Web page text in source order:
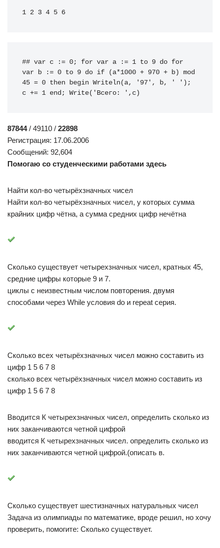
1 2 3 4 5 6
## var c : = 0; for var a : = 1 to 9 do for
var b : = 0 to 9 do if ( a*1000 + 970 + b )
mod
45 = 0 then begin Writeln( a, '97' , b, ' ' ) ;
c += 1 end; Write( 'Всего: ' , c )
87844/ 49110 / 22898
Регистрация: 17.06.2006
Сообщений: 92,604
Помогаю со студенческими работами здесь
Найти кол-во четырёхзначных чисел
Найти кол-во четырёхзначных чисел, у которых сумма
крайних цифр чётна, а сумма средних цифр нечётна
Сколько существует четырехзначных чисел, кратных 45,
средние цифры которые 9 и 7.
циклы с неизвестным числом повторения. двумя
способами через While условия do и repeat серия.
Сколько всех четырёхзначных чисел можно составить из
цифр 1 5 6 7 8
сколько всех четырёхзначных чисел можно составить из
цифр 1 5 6 7 8
Вводится К четырехзначных чисел, определить сколько из
них заканчиваются четной цифрой
вводится К четырехзначных чисел. определить сколько из
них заканчиваются четной цифрой.(описать в.
Сколько существует шестизначных натуральных чисел
Задача из олимпиады по математике, вроде решил, но хочу
проверить, помогите: Сколько существует.